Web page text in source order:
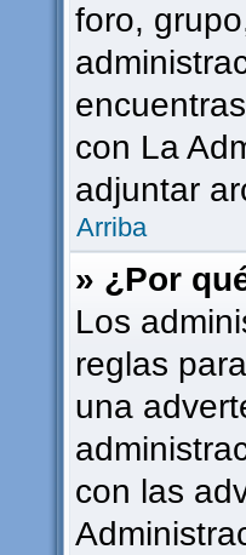
foro,
con La
adjuntar
Arriba
» ¿Por
Los
reglas
una
con las